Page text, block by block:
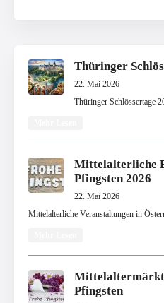
Thüringer
22. Mai 2026
Thüringer Schlössertage
Mittelalterliche
Pfingsten 2026
22. Mai 2026
Mittelalterliche Veranstaltungen in
Pfingsten